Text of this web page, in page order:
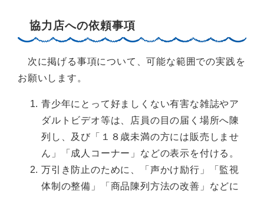
協力店への依頼事項
次に掲げる事項について、可能な範囲での実践を
お願いします。
青少年にとって好ましくない有害な雑誌やア
ダルトビデオ等は、店員の目の届く場所へ陳
列し、及び「１８歳未満の方には販売しませ
ん」「成人コーナー」などの表示を付ける。
万引き防止のために、「声かけ励行」「監視
体制の整備」「商品陳列方法の改善」などに